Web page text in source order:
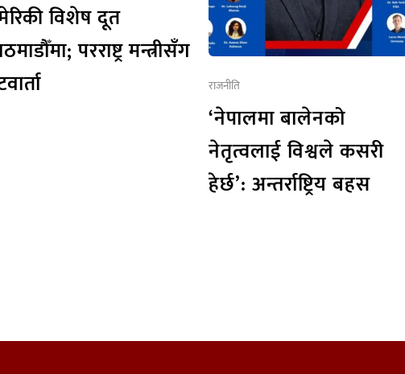
विशेष दूत
परराष्ट्र मन्त्रीसँग
राजनीति
‘नेपालमा बालेनको
नेतृत्वलाई विश्वले कसरी
हेर्छ’: अन्तर्राष्ट्रिय बहस